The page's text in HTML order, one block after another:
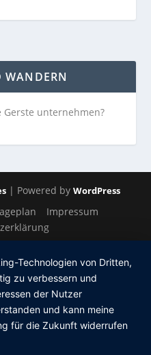
WANDERN
unternehmen?
| Powered by WordPress
Impressum
Technologien von Dritten,
zu verbessern und
der Nutzer
und kann meine
für die Zukunft widerrufen